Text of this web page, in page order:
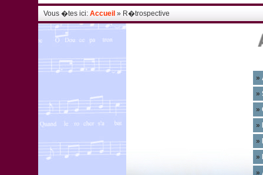
Vous �tes ici: Accueil » R�trospective
»
»
»
»
»
»
»